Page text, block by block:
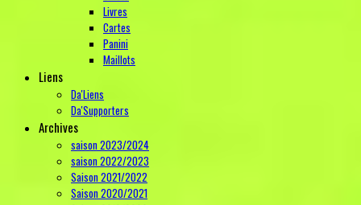
Livres
Cartes
Panini
Maillots
Liens
Da'Liens
Da'Supporters
Archives
saison 2023/2024
saison 2022/2023
Saison 2021/2022
Saison 2020/2021